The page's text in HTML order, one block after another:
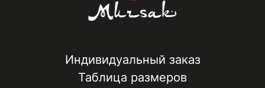
Индивидуальный заказ
Таблица размеров